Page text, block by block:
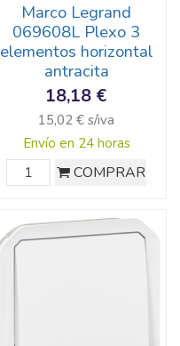
Marco Legrand
069608L Plexo 3
elementos horizontal
antracita
18,18 €
15,02 € s/iva
Envío en 24 horas
COMPRAR